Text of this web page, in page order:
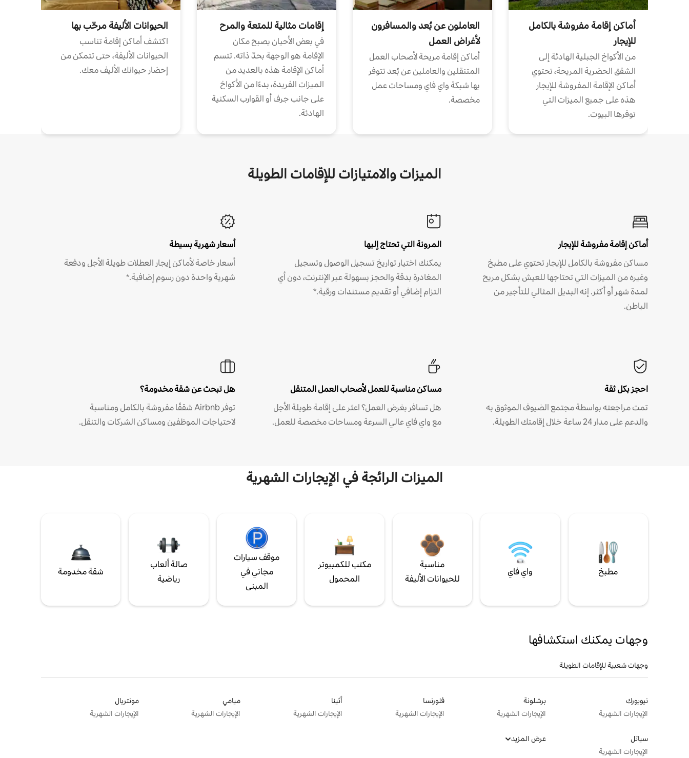
أماكن إقامة مفروشة بالكامل
للإيجار
من الأكواخ الجبلية الهادئة إلى
الشقق الحضرية المريحة، تحتوي
أماكن الإقامة المفروشة للإيجار
هذه على جميع الميزات التي
توفرها البيوت.
العاملون عن بُعد والمسافرون
لأغراض العمل
أماكن إقامة مريحة لأصحاب العمل
المتنقلين والعاملين عن بُعد تتوفر
بها شبكة واي فاي ومساحات عمل
مخصصة.
إقامات مثالية للمتعة والمرح
في بعض الأحيان يصبح مكان
الإقامة هو الوجهة بحدّ ذاته. تتسم
أماكن الإقامة هذه بالعديد من
الميزات الفريدة، بدءًا من الأكواخ
على جانب جرف أو القوارب السكنية
الهادئة.
الحيوانات الأليفة مرحّب بها
اكتشف أماكن إقامة تناسب
الحيوانات الأليفة، حتى تتمكن من
إحضار حيوانك الأليف معك.
الميزات والامتيازات للإقامات الطويلة
أماكن إقامة مفروشة للإيجار
مساكن مفروشة بالكامل للإيجار تحتوي على مطبخ
وغيره من الميزات التي تحتاجها للعيش بشكل مريح
لمدة شهر أو أكثر. إنه البديل المثالي للتأجير من
الباطن.
المرونة التي تحتاج إليها
يمكنك اختيار تواريخ تسجيل الوصول وتسجيل
المغادرة بدقة والحجز بسهولة عبر الإنترنت، دون أي
التزام إضافي أو تقديم مستندات ورقية.*
أسعار شهرية بسيطة
أسعار خاصة لأماكن إيجار العطلات طويلة الأجل ودفعة
شهرية واحدة دون رسوم إضافية.*
احجز بكل ثقة
تمت مراجعته بواسطة مجتمع الضيوف الموثوق به
والدعم على مدار 24 ساعة خلال إقامتك الطويلة.
مساكن مناسبة للعمل لأصحاب العمل المتنقل
هل تسافر بغرض العمل؟ اعثر على إقامة طويلة الأجل
مع واي فاي عالي السرعة ومساحات مخصصة للعمل.
هل تبحث عن شقة مخدومة؟
توفر Airbnb شققًا مفروشة بالكامل ومناسبة
لاحتياجات الموظفين ومساكن الشركات والتنقل.
الميزات الرائجة في الإيجارات الشهرية
مطبخ واي فاي
مناسبة
للحيوانات الأليفة
مكتب للكمبيوتر
المحمول
موقف سيارات
مجاني في
المبنى
صالة ألعاب
رياضية
شقة مخدومة
وجهات يمكنك استكشافها
وجهات شعبية للإقامات الطويلة
نيويورك
الإيجارات الشهرية
برشلونة
الإيجارات الشهرية
فلورنسا
الإيجارات الشهرية
أثينا
الإيجارات الشهرية
ميامي
الإيجارات الشهرية
مونتريال
الإيجارات الشهرية
سياتل
الإيجارات الشهرية
عرض المزيد